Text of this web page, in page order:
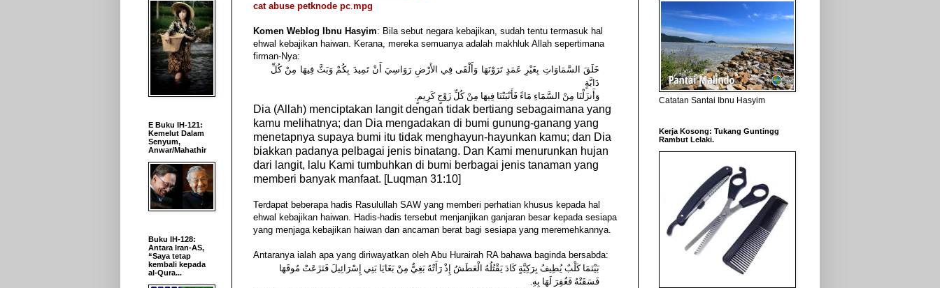
cat abuse petknode pc.mpg
Komen Weblog Ibnu Hasyim: Bila sebut negara kebajikan, sudah tentu termasuk hal
ehwal kebajikan haiwan. Kerana, mereka semuanya adalah makhluk Allah sepertimana
firman-Nya:
خَلَقَ السَّمَاوَاتِ بِغَيْرِ عَمَدٍ تَرَوْنَهَا وَأَلْقَى فِي الأَرْضِ رَوَاسِيَ أَنْ تَمِيدَ بِكُمْ وَبَثَّ فِيهَا مِنْ كُلِّ
دَابَّةٍ
وَأَنزَلْنَا مِنْ السَّمَاءِ مَاءً فَأَنْبَتْنَا فِيهَا مِنْ كُلِّ زَوْجٍ كَرِيمٍ.
Dia (Allah) menciptakan langit dengan tidak bertiang sebagaimana yang
kamu melihatnya; dan Dia mengadakan di bumi gunung-ganang yang
menetapnya supaya bumi itu tidak menghayun-hayunkan kamu; dan Dia
biakkan padanya pelbagai jenis binatang. Dan Kami menurunkan hujan
dari langit, lalu Kami tumbuhkan di bumi berbagai jenis tanaman yang
memberi banyak manfaat. [Luqman 31:10]
Terdapat beberapa hadis Rasulullah SAW yang memberi perhatian khusus kepada hal
ehwal kebajikan haiwan. Hadis-hadis tersebut menjanjikan ganjaran besar kepada sesiapa
yang menjaga kebajikan haiwan dan ancaman berat bagi sesiapa yang meremehkannya.
Antaranya ialah apa yang diriwayatkan oleh Abu Hurairah RA bahawa baginda bersabda:
بَيْنَمَا كَلْبٌ يُطِيفُ بِرَكِيَّةٍ كَادَ يَقْتُلُهُ الْعَطَشُ إِذْ رَأَتْهُ بَغِيٌّ مِنْ بَغَايَا بَنِي إِسْرَائِيلَ فَنَزَعَتْ مُوقَهَا
فَسَقَتْهُ فَغُفِرَ لَهَا بِهِ.
E Buku IH-121:
Kemelut Dalam
Senyum,
Anwar/Mahathir
Buku IH-128:
Antara Iran-AS,
“Saya tetap
kembali kepada
al-Qura...
Catatan Santai Ibnu Hasyim
Kerja Kosong: Tukang Guntingg
Rambut Lelaki.